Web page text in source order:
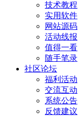
技术教程
实用软件
网站源码
活动线报
值得一看
随手笔录
社区论坛
福利活动
交流互动
系统公告
反馈建议